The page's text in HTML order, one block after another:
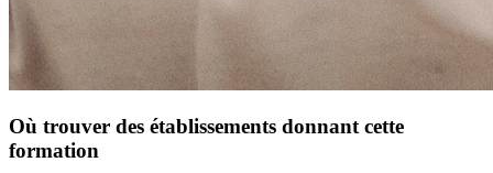
Où trouver des établissements donnant cette
formation